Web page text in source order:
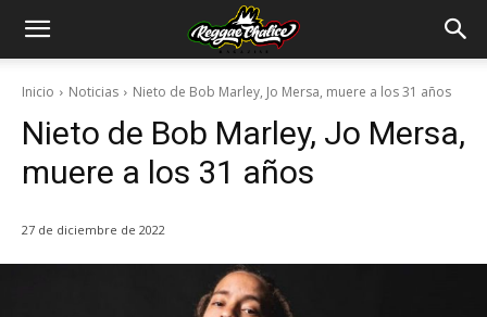
Inicio Noticias Nieto de Bob Marley, Jo Mersa, muere a los 31 años
Nieto de Bob Marley, Jo Mersa,
muere a los 31 años
27 de diciembre de 2022